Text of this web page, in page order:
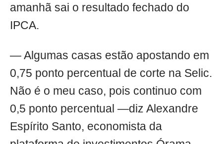
amanhã sai o resultado fechado do
IPCA.
— Algumas casas estão apostando em
0,75 ponto percentual de corte na Selic.
Não é o meu caso, pois continuo com
0,5 ponto percentual —diz Alexandre
Espírito Santo, economista da